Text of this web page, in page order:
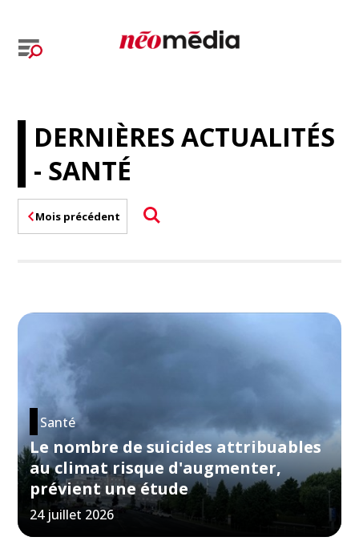
DERNIÈRES ACTUALITÉS
- SANTÉ
Mois précédent
Santé
Le nombre de suicides attribuables
au climat risque d'augmenter,
prévient une étude
24 juillet 2026